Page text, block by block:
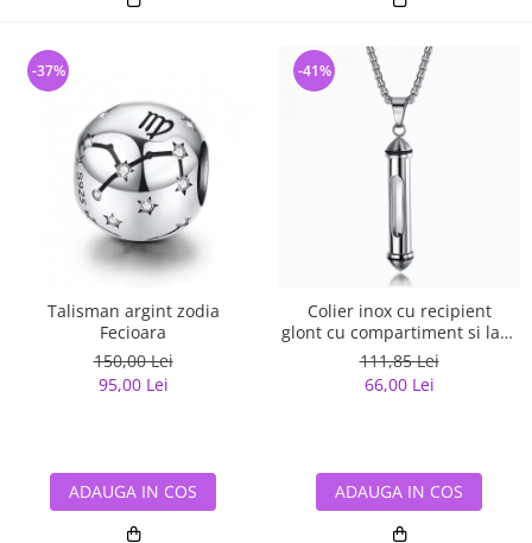
Talisman argint zodia
Fecioara
150,00 Lei
95,00 Lei
-37%
ADAUGA IN COS
Colier inox cu recipient
glont cu compartiment si lant
3 x 55 cm
111,85 Lei
66,00 Lei
-41%
ADAUGA IN COS